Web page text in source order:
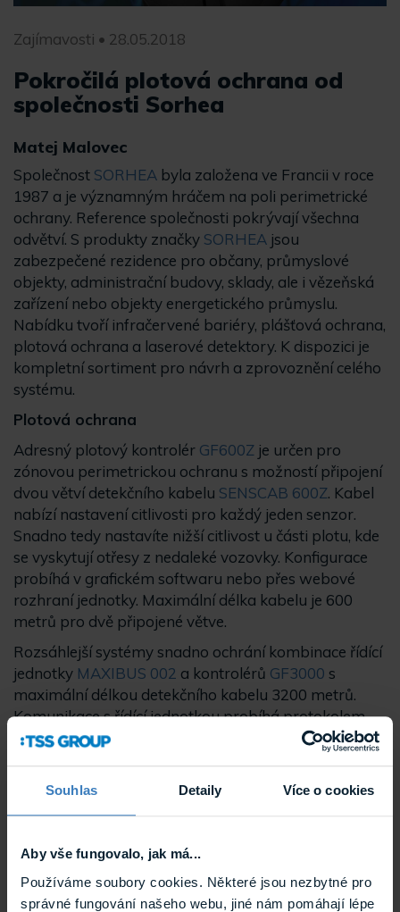
Souhlas Detaily Více o cookies
Aby vše fungovalo, jak má...
Používáme soubory cookies. Některé jsou nezbytné pro
správné fungování našeho webu, jiné nám pomáhají lépe
Zajímavosti • 28.05.2018
Pokročilá plotová ochrana od
společnosti Sorhea
Matej Malovec
Společnost SORHEA byla založena ve Francii v roce
1987 a je významným hráčem na poli perimetrické
ochrany. Reference společnosti pokrývají všechna
odvětví. S produkty značky SORHEA jsou
zabezpečené rezidence pro občany, průmyslové
objekty, administrační budovy, sklady, ale i vězeňská
zařízení nebo objekty energetického průmyslu.
Nabídku tvoří infračervené bariéry, plášťová ochrana,
plotová ochrana a laserové detektory. K dispozici je
kompletní sortiment pro návrh a zprovoznění celého
systému.
Plotová ochrana
Adresný plotový kontrolér GF600Z je určen pro
zónovou perimetrickou ochranu s možností připojení
dvou větví detekčního kabelu SENSCAB 600Z. Kabel
nabízí nastavení citlivosti pro každý jeden senzor.
Snadno tedy nastavíte nižší citlivost u části plotu, kde
se vyskytují otřesy z nedaleké vozovky. Konfigurace
probíhá v grafickém softwaru nebo přes webové
rozhraní jednotky. Maximální délka kabelu je 600
metrů pro dvě připojené větve.
Rozsáhlejší systémy snadno ochrání kombinace řídící
jednotky MAXIBUS 002 a kontrolérů GF3000 s
maximální délkou detekčního kabelu 3200 metrů.
Komunikace s řídící jednotkou probíhá protokolem
TCP/IP. Podporovány jsou komunikační protokoly
elektronickými
zabezpečovacími systémy
Součástí dodávky je software s přesnou lokalizací
plotový systém rozdělit do 128 detekčních zón.